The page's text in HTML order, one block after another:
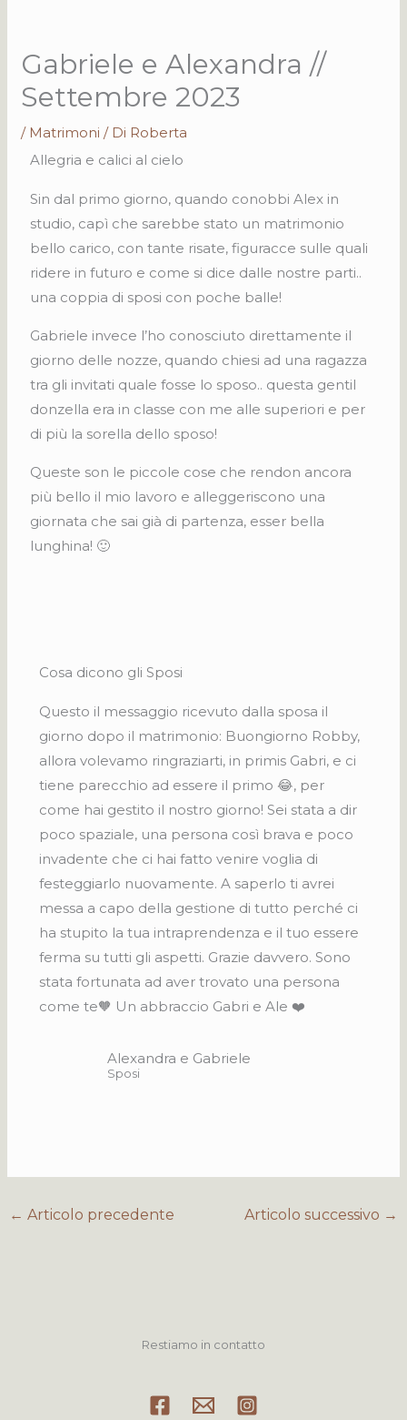
Gabriele e Alexandra //
Settembre 2023
/ Matrimoni / Di Roberta
Allegria e calici al cielo
Sin dal primo giorno, quando conobbi Alex in
studio, capì che sarebbe stato un matrimonio
bello carico, con tante risate, figuracce sulle quali
ridere in futuro e come si dice dalle nostre parti..
una coppia di sposi con poche balle!
Gabriele invece l’ho conosciuto direttamente il
giorno delle nozze, quando chiesi ad una ragazza
tra gli invitati quale fosse lo sposo.. questa gentil
donzella era in classe con me alle superiori e per
di più la sorella dello sposo!
Queste son le piccole cose che rendon ancora
più bello il mio lavoro e alleggeriscono una
giornata che sai già di partenza, esser bella
lunghina! 🙂
Cosa dicono gli Sposi
Questo il messaggio ricevuto dalla sposa il
giorno dopo il matrimonio: Buongiorno Robby,
allora volevamo ringraziarti, in primis Gabri, e ci
tiene parecchio ad essere il primo 😂, per
come hai gestito il nostro giorno! Sei stata a dir
poco spaziale, una persona così brava e poco
invadente che ci hai fatto venire voglia di
festeggiarlo nuovamente. A saperlo ti avrei
messa a capo della gestione di tutto perché ci
ha stupito la tua intraprendenza e il tuo essere
ferma su tutti gli aspetti. Grazie davvero. Sono
stata fortunata ad aver trovato una persona
come te🧡 Un abbraccio Gabri e Ale ❤️
Alexandra e Gabriele
Sposi
← Articolo precedente Articolo successivo →
Restiamo in contatto